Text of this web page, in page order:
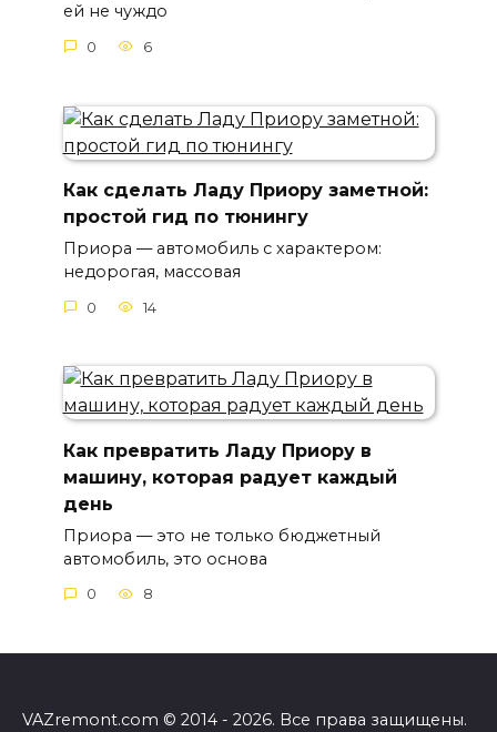
ей не чуждо
0 6
Как сделать Ладу Приору заметной:
простой гид по тюнингу
Приора — автомобиль с характером:
недорогая, массовая
0 14
Как превратить Ладу Приору в
машину, которая радует каждый
день
Приора — это не только бюджетный
автомобиль, это основа
0 8
VAZremont.com © 2014 - 2026. Все права защищены.